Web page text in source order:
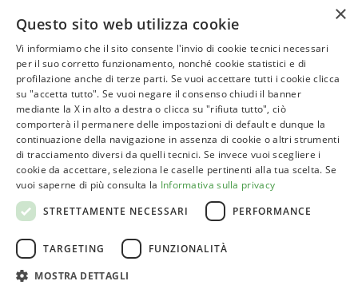
ASSOVERDE
P.Iva 02961181209
posta@assoverde.it
Privacy Policy
Cookie Policy
Sede:
Corso Vittorio Emanuele II, 101 – 00186 Roma
Tel. 06 6852413
×
Questo sito web utilizza cookie
Vi informiamo che il sito consente l'invio di cookie tecnici necessari
per il suo corretto funzionamento, nonché cookie statistici e di
profilazione anche di terze parti. Se vuoi accettare tutti i cookie clicca
su "accetta tutto". Se vuoi negare il consenso chiudi il banner
mediante la X in alto a destra o clicca su "rifiuta tutto", ciò
comporterà il permanere delle impostazioni di default e dunque la
continuazione della navigazione in assenza di cookie o altri strumenti
di tracciamento diversi da quelli tecnici. Se invece vuoi scegliere i
cookie da accettare, seleziona le caselle pertinenti alla tua scelta. Se
vuoi saperne di più consulta la Informativa sulla privacy
STRETTAMENTE NECESSARI
PERFORMANCE
TARGETING FUNZIONALITÀ
MOSTRA DETTAGLI